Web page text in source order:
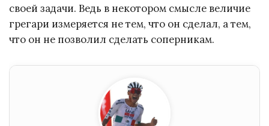
своей задачи. Ведь в некотором смысле величие
грегари измеряется не тем, что он сделал, а тем,
что он не позволил сделать соперникам.